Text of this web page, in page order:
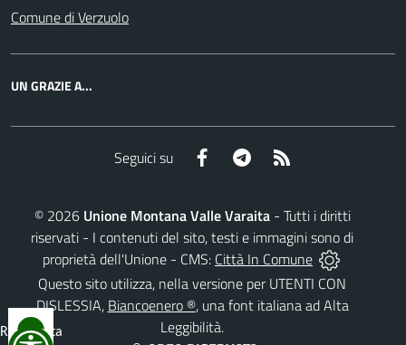
Comune di Verzuolo
UN GRAZIE A...
Seguici su Facebook Telegram
© 2026 Unione Montana Valle Varaita- Tutti i diritti
riservati - I contenuti del sito, testi e immagini sono di
proprietà dell'Unione - CMS: Città In Comune
Questo sito utilizza, nella versione per UTENTI CON
DISLESSIA, Biancoenero ®, una font italiana ad Alta
Leggibilità.
Reimposta